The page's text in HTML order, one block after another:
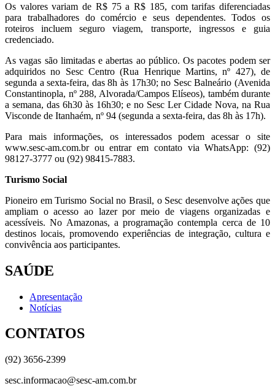
Os valores variam de R$ 75 a R$ 185, com tarifas diferenciadas
para trabalhadores do comércio e seus dependentes. Todos os
roteiros incluem seguro viagem, transporte, ingressos e guia
credenciado.
As vagas são limitadas e abertas ao público. Os pacotes podem ser
adquiridos no Sesc Centro (Rua Henrique Martins, nº 427), de
segunda a sexta-feira, das 8h às 17h30; no Sesc Balneário (Avenida
Constantinopla, nº 288, Alvorada/Campos Elíseos), também durante
a semana, das 6h30 às 16h30; e no Sesc Ler Cidade Nova, na Rua
Visconde de Itanhaém, nº 94 (segunda a sexta-feira, das 8h às 17h).
Para mais informações, os interessados podem acessar o site
www.sesc-am.com.br ou entrar em contato via WhatsApp: (92)
98127-3777 ou (92) 98415-7883.
Turismo Social
Pioneiro em Turismo Social no Brasil, o Sesc desenvolve ações que
ampliam o acesso ao lazer por meio de viagens organizadas e
acessíveis. No Amazonas, a programação contempla cerca de 10
destinos locais, promovendo experiências de integração, cultura e
convivência aos participantes.
SAÚDE
Apresentação
Notícias
CONTATOS
(92) 3656-2399
sesc.informacao@sesc-am.com.br